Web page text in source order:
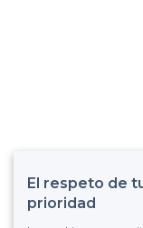
El respeto de
prioridad